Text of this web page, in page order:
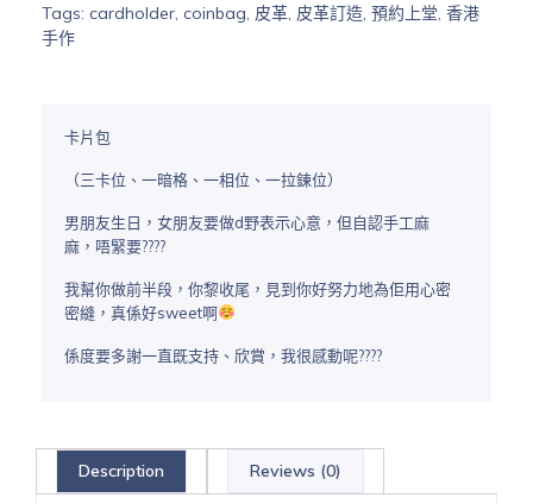
Tags: cardholder, coinbag, 皮革, 皮革訂造, 預約上堂, 香港
手作
卡片包
（三卡位、一暗格、一相位、一拉鍊位）
男朋友生日，女朋友要做d野表示心意，但自認手工麻
麻，唔緊要????
我幫你做前半段，你黎收尾，見到你好努力地為佢用心密
密縫，真係好sweet啊
係度要多謝一直既支持、欣賞，我很感動呢????
Description Reviews (0)